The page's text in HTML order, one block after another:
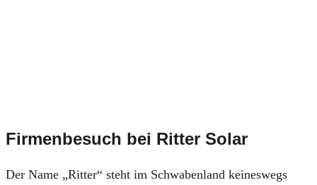
Firmenbesuch bei Ritter Solar
Der Name „Rit­ter“ steht im Schwa­ben­land kei­nes­wegs